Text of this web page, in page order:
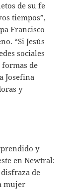
de su fe
tiempos”,
Francisco
“Si Jesús
sociales
formas de
Josefina
y
y
en Newtral:
disfraza de
mujer